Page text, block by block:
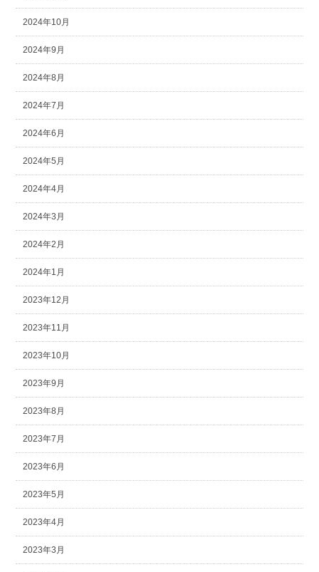
2024年10月
2024年9月
2024年8月
2024年7月
2024年6月
2024年5月
2024年4月
2024年3月
2024年2月
2024年1月
2023年12月
2023年11月
2023年10月
2023年9月
2023年8月
2023年7月
2023年6月
2023年5月
2023年4月
2023年3月